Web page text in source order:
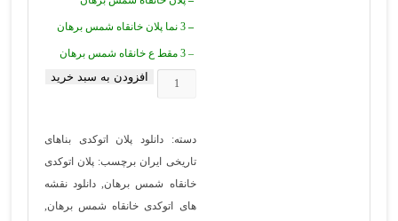
– 3 نما پلان خانقاه شمس برهان
– 3 مقط ع خانقاه شمس برهان
دانلود
اتوکدی
خانقاه
شمس
برهان
افزودن به سبد خرید
دسته:دانلود پلان اتوکدی بناهای
تاریخی ایران برچسب: پلان اتوکدی
خانقاه شمس برهان, دانلود نقشه
های اتوکدی خانقاه شمس برهان,